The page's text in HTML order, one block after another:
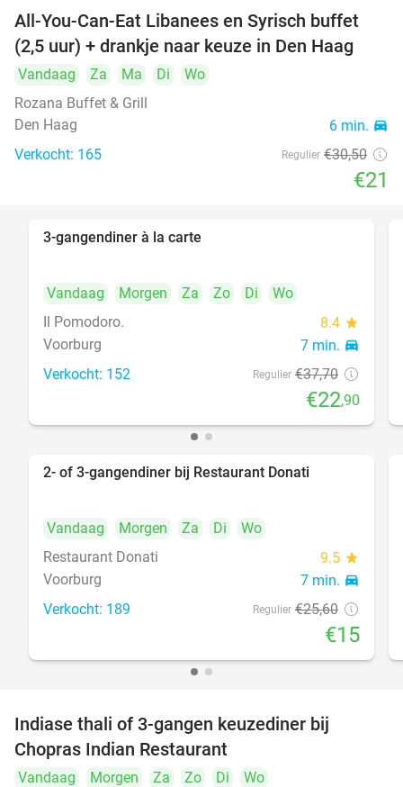
food
food
31%
All-You-Can-Eat Libanees en Syrisch buffet
(2,5 uur) + drankje naar keuze in Den Haag
Vandaag Za Ma Di
Wo
Rozana Buffet & Grill
Den Haag
6 min. directions_car
Verkocht: 165 Regulier €30,50
€21
3-gangendiner à la carte
Vandaag Morgen Za Zo Di
Wo
Il Pomodoro.
8.4 star
Voorburg 7 min. directions_car
Verkocht: 152 Regulier €37,70
€22,90
2- of 3-gangendiner bij Restaurant Donati
Vandaag Morgen Za Di
Wo
Restaurant Donati
9.5 star
Voorburg 7 min. directions_car
Verkocht: 189 Regulier €25,60
€15
Indiase thali of 3-gangen keuzediner bij
Chopras Indian Restaurant
Vandaag Morgen Za Zo Di
Wo